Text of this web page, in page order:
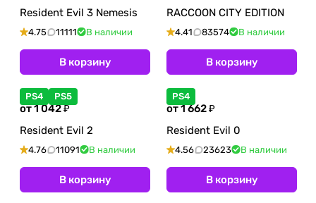
Resident Evil 3 Nemesis
4.75 11111 В наличии
В корзину
RACCOON CITY EDITION
4.41 83574 В наличии
В корзину
PS4 PS5
от 1 042 ₽
Resident Evil 2
4.76 11091 В наличии
В корзину
PS4
от 1 662 ₽
Resident Evil 0
4.56 23623 В наличии
В корзину